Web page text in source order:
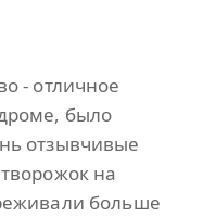
- отличное
было
отзывчивые
на
больше